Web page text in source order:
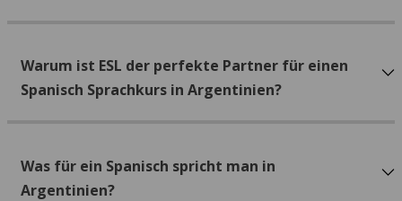
Warum ist ESL der perfekte Partner für einen
Spanisch Sprachkurs in Argentinien?
Was für ein Spanisch spricht man in
Argentinien?